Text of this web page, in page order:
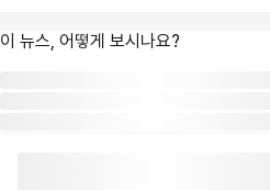
이 뉴스, 어떻게 보시나요?